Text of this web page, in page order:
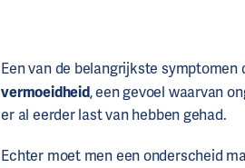
Een van de belangrijkste symptomen
vermoeidheid, een gevoel waarvan
er al eerder last van hebben gehad.
Echter moet men een onderscheid